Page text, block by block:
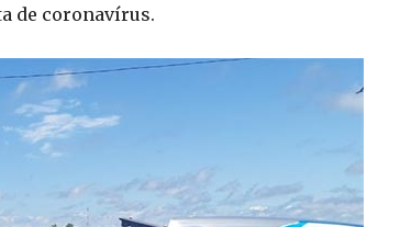
de coronavírus.